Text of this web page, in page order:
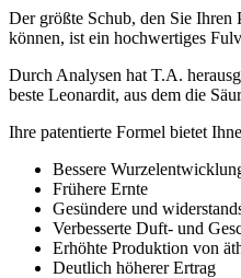
Der größte Schub, den Sie Ihren
können, ist ein hochwertiges
Durch Analysen hat T.A.
beste Leonardit, aus dem die
Ihre patentierte Formel bietet
Bessere
Frühere Ernte
Gesündere und
Verbesserte Duft- und
Erhöhte Produktion von
Deutlich höherer Ertrag